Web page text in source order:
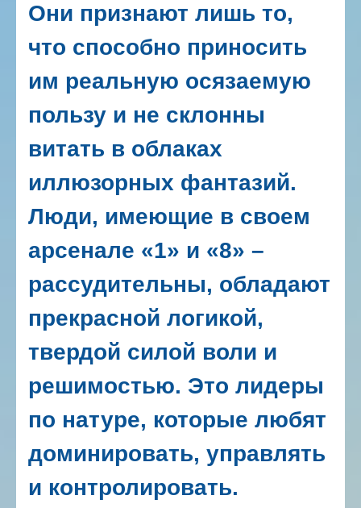
Они признают лишь то,
что способно приносить
им реальную осязаемую
пользу и не склонны
витать в облаках
иллюзорных фантазий.
Люди, имеющие в своем
арсенале «1» и «8» –
рассудительны, обладают
прекрасной логикой,
твердой силой воли и
решимостью. Это лидеры
по натуре, которые любят
доминировать, управлять
и контролировать.